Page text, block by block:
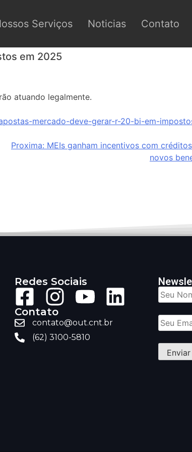
Serviços Noticias Contato
em 2025
atuando legalmente.
mercado-deve-gerar-r-20-bi-em-
Proxima: MEIs ganham incentivos com
novos
Redes Sociais
Contato
contato@out.cnt.br
(62) 3100-5810